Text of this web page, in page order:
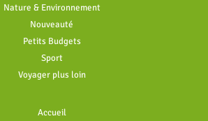
Nature & Environnement
Nouveauté
Petits Budgets
Sport
Voyager plus loin
Accueil